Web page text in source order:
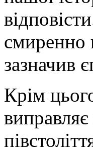
смиренно
зазначив
Крім